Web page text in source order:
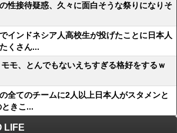
性接待疑惑、久々に面白そうな祭りになりそ
インドネシア人高校生が投げたことに日本人
くさん...
モモ、とんでもないえちすぎる格好をするｗ
全てのチームに2人以上日本人がスタメンと
きこ...
LIFE